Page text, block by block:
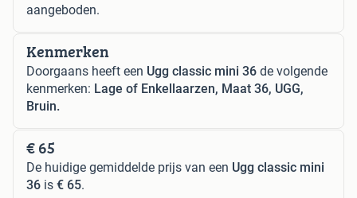
aangeboden.
Kenmerken
Doorgaans heeft een Ugg classic mini 36 de volgende
kenmerken: Lage of Enkellaarzen, Maat 36, UGG,
Bruin.
€ 65
De huidige gemiddelde prijs van een Ugg classic mini
36 is € 65.